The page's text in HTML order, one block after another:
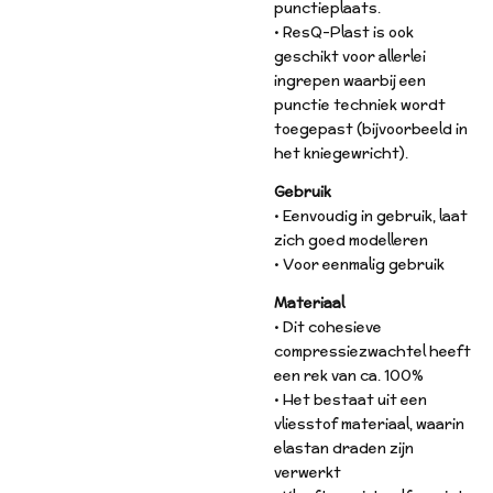
punctieplaats.
• ResQ-Plast is ook
geschikt voor allerlei
ingrepen waarbij een
punctie techniek wordt
toegepast (bijvoorbeeld in
het kniegewricht).
Gebruik
• Eenvoudig in gebruik, laat
zich goed modelleren
• Voor eenmalig gebruik
Materiaal
• Dit cohesieve
compressiezwachtel heeft
een rek van ca. 100%
• Het bestaat uit een
vliesstof materiaal, waarin
elastan draden zijn
verwerkt